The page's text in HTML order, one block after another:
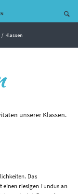
Klassen
unserer Klassen.
Das
riesigen Fundus an